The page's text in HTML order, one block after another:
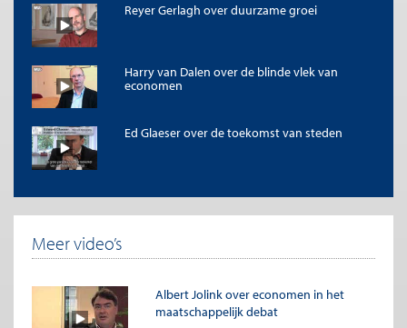
Reyer Gerlagh over duurzame groei
Harry van Dalen over de blinde vlek van
economen
Ed Glaeser over de toekomst van steden
Meer video’s
Albert Jolink over economen in het
maatschappelijk debat